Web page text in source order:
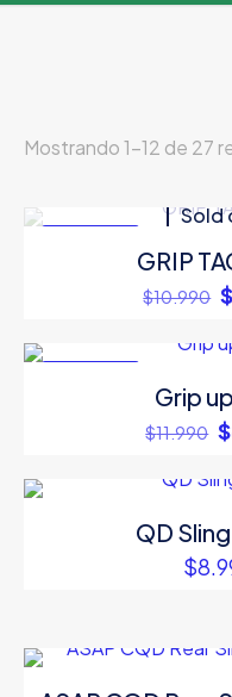
Mostrando 1–12 de 27
Sold
GRIP
$10.990 $
Grip
$11.990 $
QD
$